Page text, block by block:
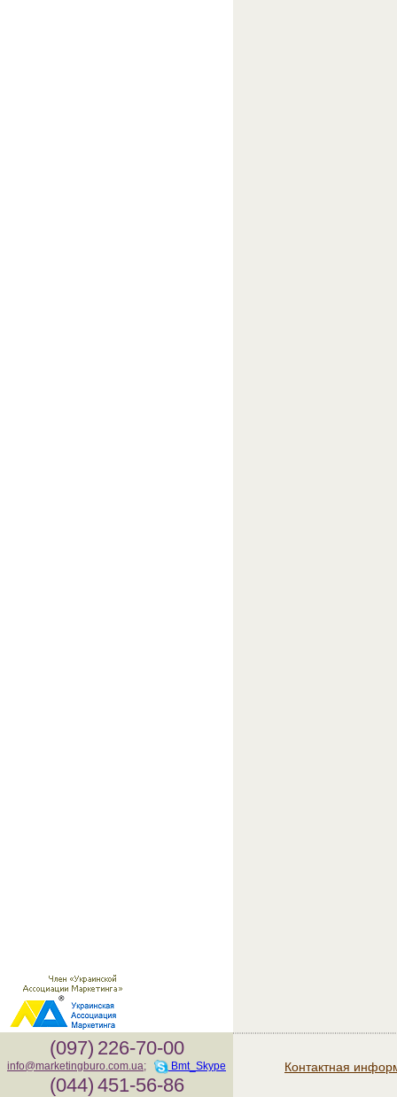
(097) 226-70-00
info@marketingburo.com.ua; Bmt_Skype
(044) 451-56-86
Контактная